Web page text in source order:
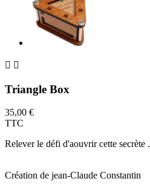
 
Triangle Box
35,00 €
TTC
Relever le défi d'aouvrir cette secrète .
Création de jean-Claude Constantin